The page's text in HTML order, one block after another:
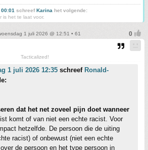
schreefKarina het volgende:
is het te laat voor.
1 juli 2026 @ 12:51 • 61
Tacticalized!
1 juli 2026 12:35 schreef Ronald-
dat het net zoveel pijn doet wanneer
komt of van niet een echte racist. Voor
hetzelfde. De persoon die de uiting
racist) of onbewust (niet een echte
de persoon en het type persoon in